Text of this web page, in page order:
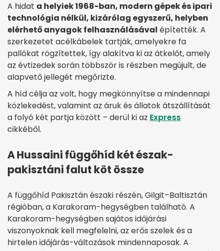
A hidat a helyiek 1968-ban, modern gépek és ipari
technológia nélkül, kizárólag egyszerű, helyben
elérhető anyagok felhasználásával építették. A
szerkezetet acélkábelek tartják, amelyekre fa
pallókat rögzítettek, így alakítva ki az átkelőt, amely
az évtizedek során többször is részben megújult, de
alapvető jellegét megőrizte.
A híd célja az volt, hogy megkönnyítse a mindennapi
közlekedést, valamint az áruk és állatok átszállítását
a folyó két partja között – derül ki az Express
cikkéből.
A Hussaini függőhíd két észak-
pakisztáni falut köt össze
A függőhíd Pakisztán északi részén, Gilgit–Baltisztán
régióban, a Karakoram-hegységben található. A
Karakoram-hegységben sajátos időjárási
viszonyoknak kell megfelelni, az erős szelek és a
hirtelen időjárás-változások mindennaposak. A